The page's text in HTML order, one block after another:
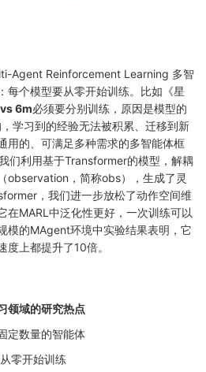
Agent Reinforcement Learning 多智
每个模型要从零开始训练。比如《星
6m必须要分别训练，原因是模型的
学习到的经验无法被积累、迁移到新
用的、可满足多种需求的多智能体框
们利用基于Transformer的模型，解耦
observation，简称obs），生成了灵
，我们进一步放松了动作空间维
在MARL中泛化性更好，一次训练可以
模的MAgent环境中实验结果表明，它
度上都提升了10倍。
领域的研究热点
定数量的智能体
零开始训练